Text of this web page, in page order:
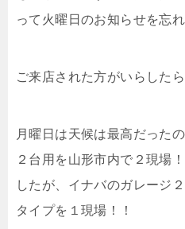
って火曜日のお知らせを忘
ご来店された方がいらした
月曜日は天候は最高だった
２台用を山形市内で２現場
したが、イナバのガレージ
タイプを１現場！！